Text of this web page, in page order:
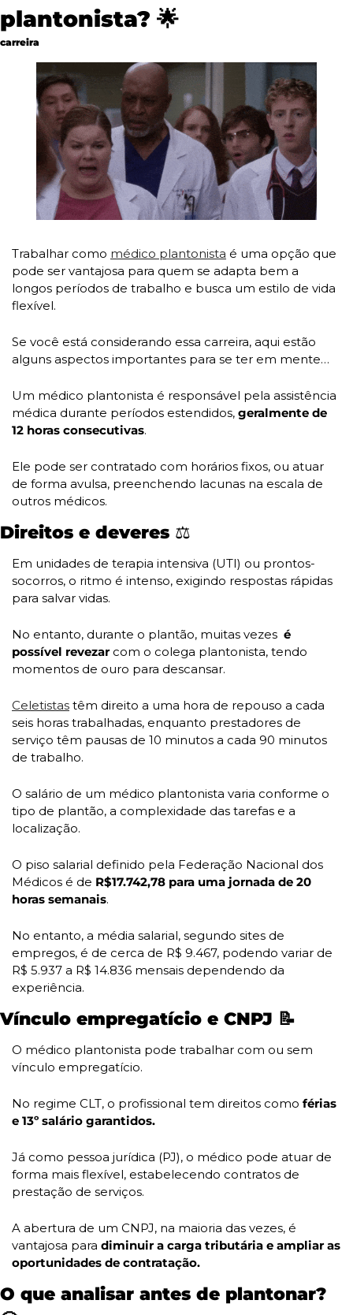
plantonista? 🌟
carreira
Trabalhar como médico plantonista é uma opção que
pode ser vantajosa para quem se adapta bem a
longos períodos de trabalho e busca um estilo de vida
flexível.
Se você está considerando essa carreira, aqui estão
alguns aspectos importantes para se ter em mente…
Um médico plantonista é responsável pela assistência
médica durante períodos estendidos, geralmente de
12 horas consecutivas.
Ele pode ser contratado com horários fixos, ou atuar
de forma avulsa, preenchendo lacunas na escala de
outros médicos.
Direitos e deveres ⚖️
Em unidades de terapia intensiva (UTI) ou prontos-
socorros, o ritmo é intenso, exigindo respostas rápidas
para salvar vidas.
No entanto, durante o plantão, muitas vezes é
possível revezar com o colega plantonista, tendo
momentos de ouro para descansar.
Celetistas têm direito a uma hora de repouso a cada
seis horas trabalhadas, enquanto prestadores de
serviço têm pausas de 10 minutos a cada 90 minutos
de trabalho.
O salário de um médico plantonista varia conforme o
tipo de plantão, a complexidade das tarefas e a
localização.
O piso salarial definido pela Federação Nacional dos
Médicos é de R$17.742,78 para uma jornada de 20
horas semanais.
No entanto, a média salarial, segundo sites de
empregos, é de cerca de R$ 9.467, podendo variar de
R$ 5.937 a R$ 14.836 mensais dependendo da
experiência.
Vínculo empregatício e CNPJ 📝
O médico plantonista pode trabalhar com ou sem
vínculo empregatício.
No regime CLT, o profissional tem direitos como férias
e 13º salário garantidos.
Já como pessoa jurídica (PJ), o médico pode atuar de
forma mais flexível, estabelecendo contratos de
prestação de serviços.
A abertura de um CNPJ, na maioria das vezes, é
vantajosa para diminuir a carga tributária e ampliar as
oportunidades de contratação.